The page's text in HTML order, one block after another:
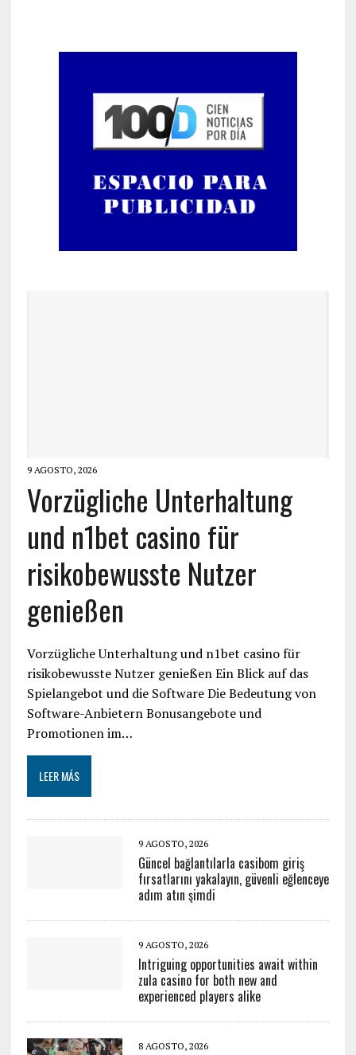
9 AGOSTO, 2026
Vorzügliche Unterhaltung
und n1bet casino für
risikobewusste Nutzer
genießen
Vorzügliche Unterhaltung und n1bet casino für
risikobewusste Nutzer genießen Ein Blick auf das
Spielangebot und die Software Die Bedeutung von
Software-Anbietern Bonusangebote und
Promotionen im…
LEER MÁS
9 AGOSTO, 2026
Güncel bağlantılarla casibom giriş
fırsatlarını yakalayın, güvenli eğlenceye
adım atın şimdi
9 AGOSTO, 2026
Intriguing opportunities await within
zula casino for both new and
experienced players alike
8 AGOSTO, 2026